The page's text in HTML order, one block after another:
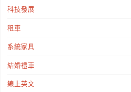
科技發展
租車
系統家具
結婚禮車
線上英文